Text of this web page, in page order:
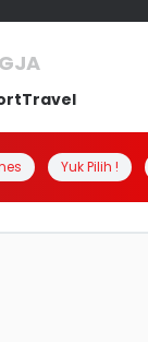
Travel
Yuk Pilih !